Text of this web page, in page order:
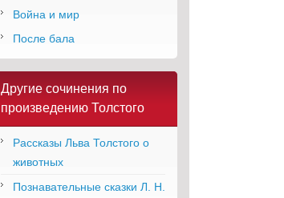
Война и мир
После бала
Другие сочинения по
произведению Толстого
Рассказы Льва Толстого о
животных
Познавательные сказки Л. Н.